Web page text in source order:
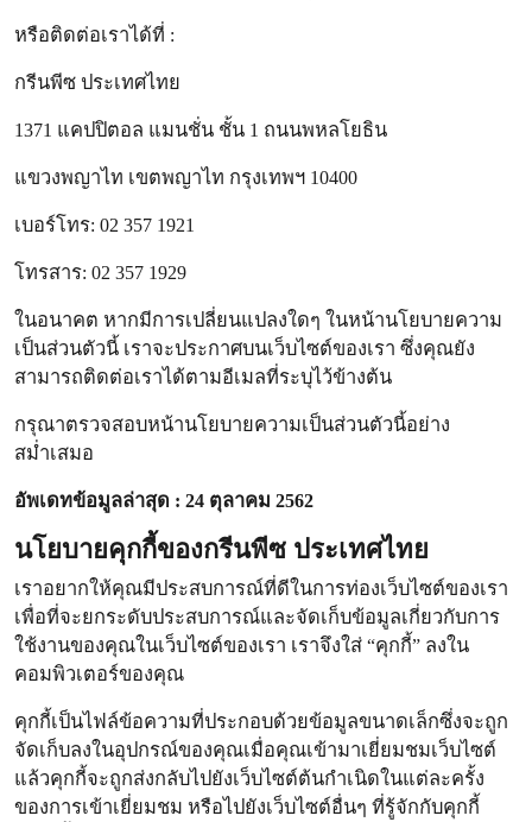
หรือติดต่อเราได้ที่ :
กรีนพีซ ประเทศไทย
1371 แคปปิตอล แมนชั่น ชั้น 1 ถนนพหลโยธิน
แขวงพญาไท เขตพญาไท กรุงเทพฯ 10400
เบอร์โทร: 02 357 1921
โทรสาร: 02 357 1929
ในอนาคต หากมีการเปลี่ยนแปลงใดๆ ในหน้านโยบายความ
เป็นส่วนตัวนี้ เราจะประกาศบนเว็บไซต์ของเรา ซึ่งคุณยัง
สามารถติดต่อเราได้ตามอีเมลที่ระบุไว้ข้างต้น
กรุณาตรวจสอบหน้านโยบายความเป็นส่วนตัวนี้อย่าง
สม่ำเสมอ
อัพเดทข้อมูลล่าสุด : 24 ตุลาคม 2562
นโยบายคุกกี้ของกรีนพีซ ประเทศไทย
เราอยากให้คุณมีประสบการณ์ที่ดีในการท่องเว็บไซต์ของเรา
เพื่อที่จะยกระดับประสบการณ์และจัดเก็บข้อมูลเกี่ยวกับการ
ใช้งานของคุณในเว็บไซต์ของเรา เราจึงใส่ “คุกกี้” ลงใน
คอมพิวเตอร์ของคุณ
คุกกี้เป็นไฟล์ข้อความที่ประกอบด้วยข้อมูลขนาดเล็กซึ่งจะถูก
จัดเก็บลงในอุปกรณ์ของคุณเมื่อคุณเข้ามาเยี่ยมชมเว็บไซต์
แล้วคุกกี้จะถูกส่งกลับไปยังเว็บไซต์ต้นกำเนิดในแต่ละครั้ง
ของการเข้าเยี่ยมชม หรือไปยังเว็บไซต์อื่นๆ ที่รู้จักกับคุกกี้